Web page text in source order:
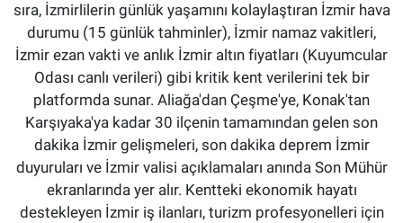
sıra, İzmirlilerin günlük yaşamını kolaylaştıran İzmir hava
durumu (15 günlük tahminler), İzmir namaz vakitleri,
İzmir ezan vakti ve anlık İzmir altın fiyatları (Kuyumcular
Odası canlı verileri) gibi kritik kent verilerini tek bir
platformda sunar. Aliağa'dan Çeşme'ye, Konak'tan
Karşıyaka'ya kadar 30 ilçenin tamamından gelen son
dakika İzmir gelişmeleri, son dakika deprem İzmir
duyuruları ve İzmir valisi açıklamaları anında Son Mühür
ekranlarında yer alır. Kentteki ekonomik hayatı
destekleyen İzmir iş ilanları, turizm profesyonelleri için